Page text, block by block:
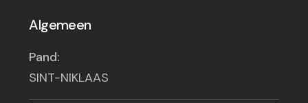
Algemeen
Pand:
SINT-NIKLAAS